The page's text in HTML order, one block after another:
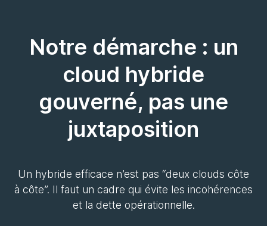
Notre démarche : un
cloud hybride
gouverné, pas une
juxtaposition
Un hybride efficace n’est pas “deux clouds côte
à côte”. Il faut un cadre qui évite les incohérences
et la dette opérationnelle.